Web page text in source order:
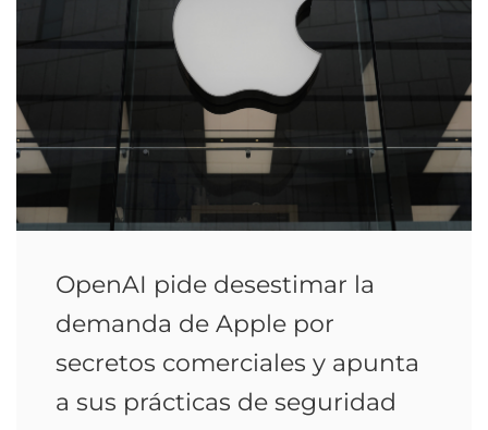
OpenAI pide desestimar la
demanda de Apple por
secretos comerciales y apunta
a sus prácticas de seguridad